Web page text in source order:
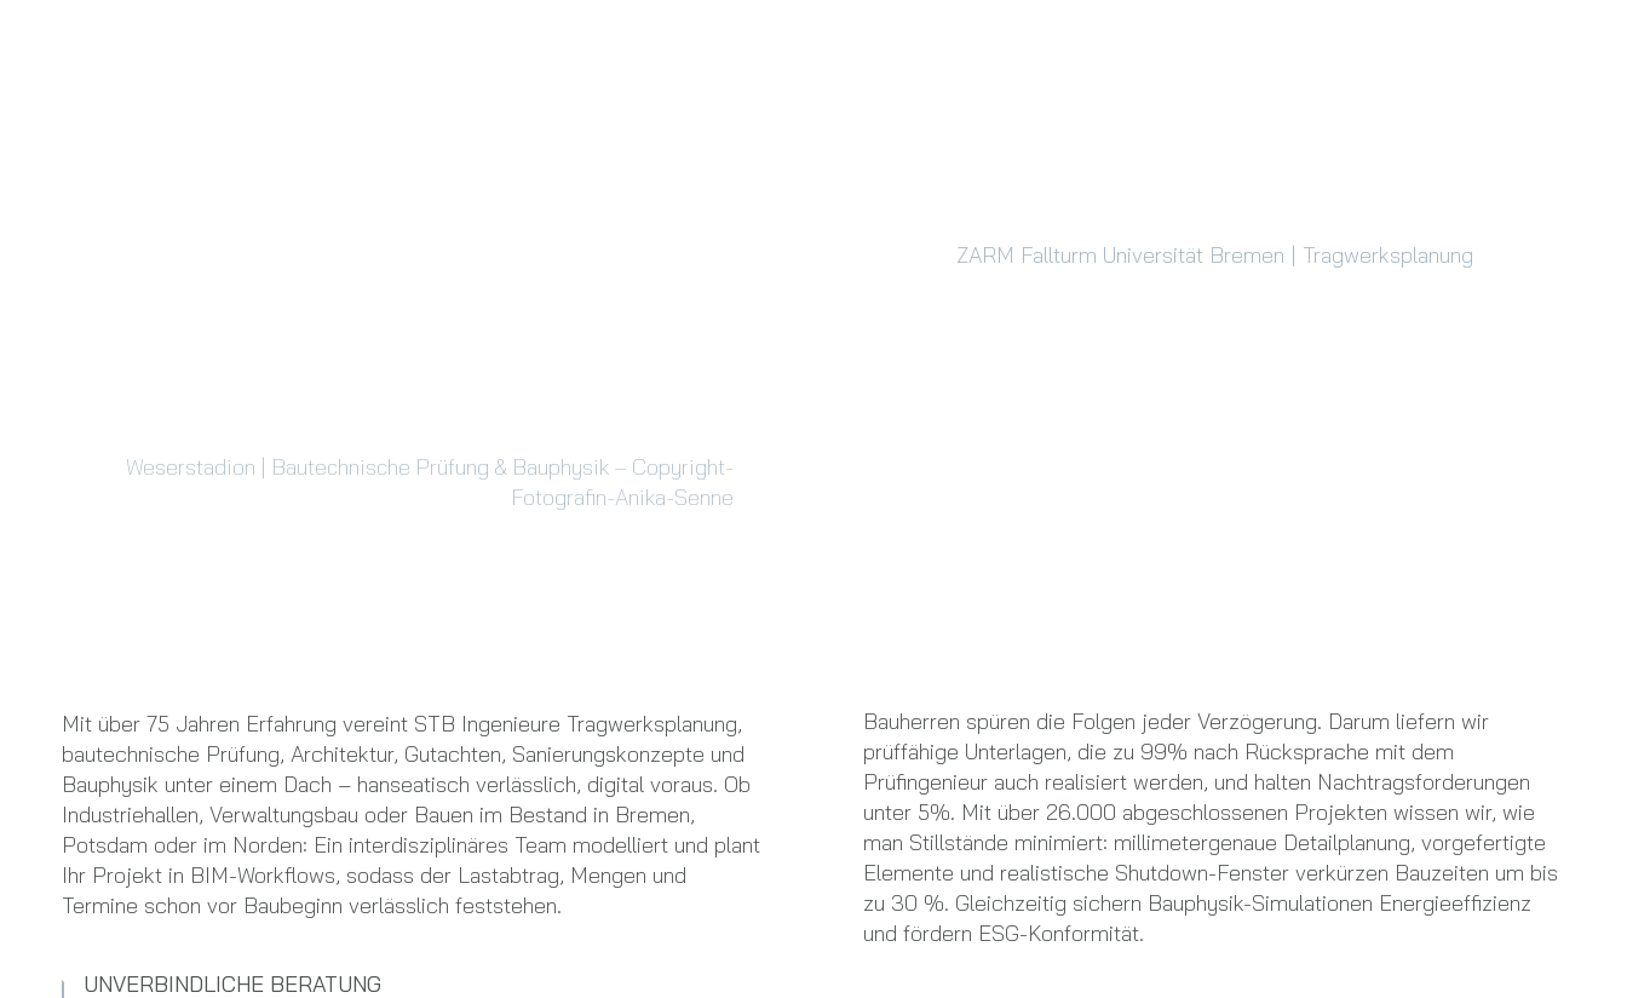
Weserstadion | Bautechnische Prüfung & Bauphysik – Copyright-
Fotografin-Anika-Senne
ZARM Fallturm Universität Bremen | Tragwerksplanung
Mit über 75 Jahren Erfahrung vereint STB Ingenieure Tragwerksplanung,
bautechnische Prüfung, Architektur, Gutachten, Sanierungskonzepte und
Bauphysik unter einem Dach – hanseatisch verlässlich, digital voraus. Ob
Industriehallen, Verwaltungsbau oder Bauen im Bestand in Bremen,
Potsdam oder im Norden: Ein interdisziplinäres Team modelliert und plant
Ihr Projekt in BIM-Workflows, sodass der Lastabtrag, Mengen und
Termine schon vor Baubeginn verlässlich feststehen.
UNVERBINDLICHE BERATUNG
Bauherren spüren die Folgen jeder Verzögerung. Darum liefern wir
prüffähige Unterlagen, die zu 99% nach Rücksprache mit dem
Prüfingenieur auch realisiert werden, und halten Nachtragsforderungen
unter 5%. Mit über 26.000 abgeschlossenen Projekten wissen wir, wie
man Stillstände minimiert: millimetergenaue Detailplanung, vorgefertigte
Elemente und realistische Shutdown-Fenster verkürzen Bauzeiten um bis
zu 30 %. Gleichzeitig sichern Bauphysik-Simulationen Energieeffizienz
und fördern ESG-Konformität.